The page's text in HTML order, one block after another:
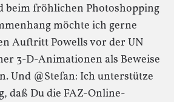
beim fröhlichen Photoshopping
möchte ich gerne
Auftritt Powells vor der UN
3-D-Animationen als Beweise
Und @Stefan: Ich unterstütze
daß Du die FAZ-Online-